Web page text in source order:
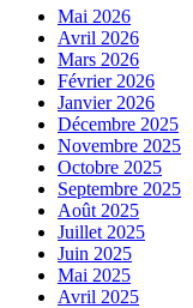
Mai 2026
Avril 2026
Mars 2026
Février 2026
Janvier 2026
Décembre 2025
Novembre 2025
Octobre 2025
Septembre 2025
Août 2025
Juillet 2025
Juin 2025
Mai 2025
Avril 2025